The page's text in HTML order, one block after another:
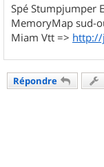
Spé Stumpjumper
MemoryMap sud-
Miam Vtt =>
Répondre